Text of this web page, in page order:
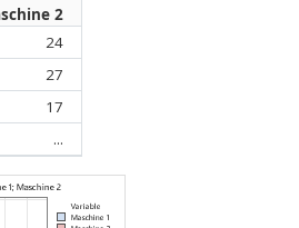
2
24
27
17
...